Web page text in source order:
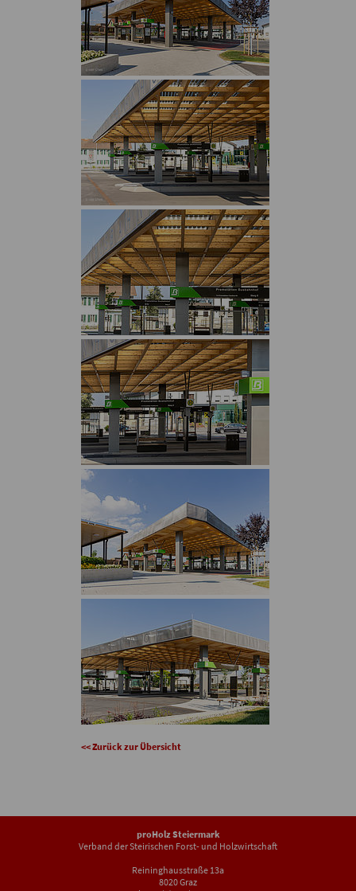
<< Zurück zur Übersicht
proHolz Steiermark
Verband der Steirischen Forst- und Holzwirtschaft
Reininghausstraße 13a
8020 Graz